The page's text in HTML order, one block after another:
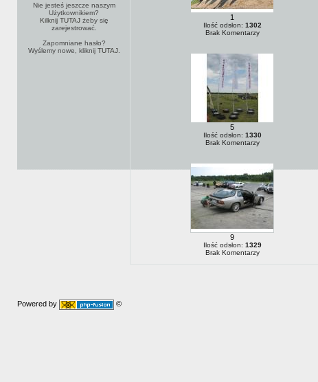
Nie jesteś jeszcze naszym
Użytkownikiem?
Kilknij TUTAJżeby się
zarejestrować.
Zapomniane hasło?
Wyślemy nowe, kliknij TUTAJ.
1
Ilość odsłon: 1302
Brak Komentarzy
5
Ilość odsłon: 1330
Brak Komentarzy
9
Ilość odsłon: 1329
Brak Komentarzy
Powered by ©